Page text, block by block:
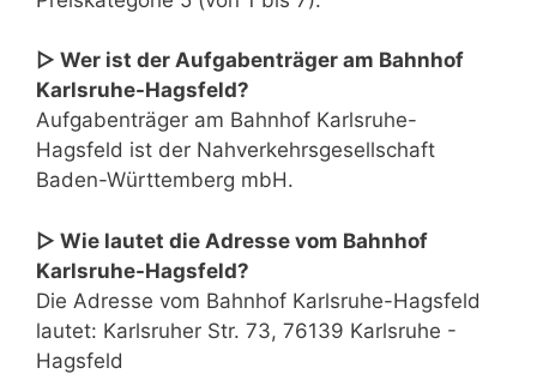
▷ Wer ist der Aufgabenträger am Bahnhof
Karlsruhe-Hagsfeld?
Aufgabenträger am Bahnhof Karlsruhe-
Hagsfeld ist der Nahverkehrsgesellschaft
Baden-Württemberg mbH.
▷ Wie lautet die Adresse vom Bahnhof
Karlsruhe-Hagsfeld?
Die Adresse vom Bahnhof Karlsruhe-Hagsfeld
lautet: Karlsruher Str. 73, 76139 Karlsruhe -
Hagsfeld